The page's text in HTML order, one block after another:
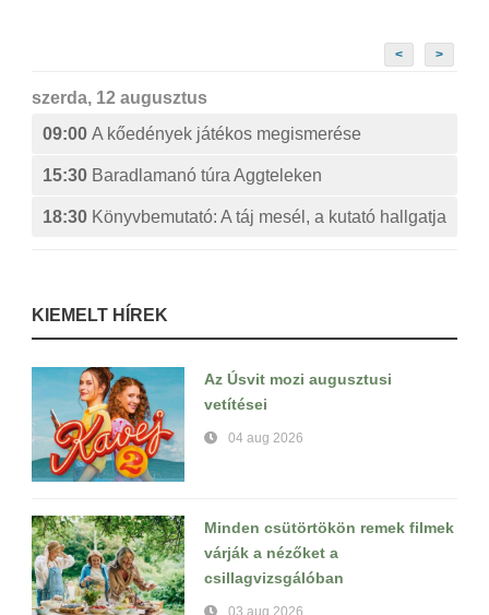
< >
szerda, 12 augusztus
09:00 A kőedények játékos megismerése
15:30 Baradlamanó túra Aggteleken
18:30 Könyvbemutató: A táj mesél, a kutató hallgatja
KIEMELT HÍREK
Az Úsvit mozi augusztusi
vetítései
04 aug 2026
Minden csütörtökön remek filmek
várják a nézőket a
csillagvizsgálóban
03 aug 2026